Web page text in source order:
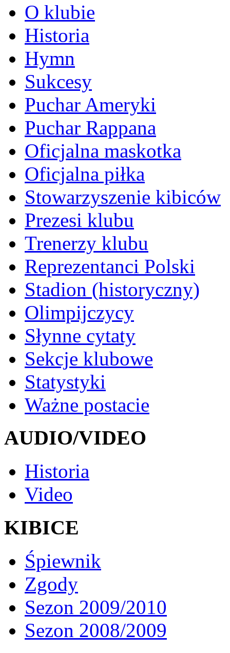
O klubie
Historia
Hymn
Sukcesy
Puchar Ameryki
Puchar Rappana
Oficjalna maskotka
Oficjalna piłka
Stowarzyszenie kibiców
Prezesi klubu
Trenerzy klubu
Reprezentanci Polski
Stadion (historyczny)
Olimpijczycy
Słynne cytaty
Sekcje klubowe
Statystyki
Ważne postacie
AUDIO/VIDEO
Historia
Video
KIBICE
Śpiewnik
Zgody
Sezon 2009/2010
Sezon 2008/2009